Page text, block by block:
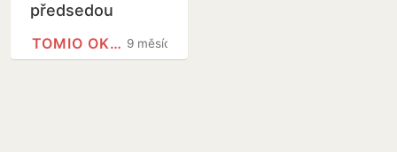
předsedou
9 měsíců
TOMIO OKAMURA